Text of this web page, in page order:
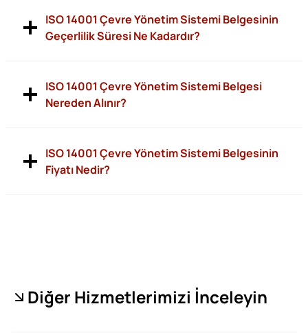
ISO 14001 Çevre Yönetim Sistemi Belgesinin
Geçerlilik Süresi Ne Kadardır?
ISO 14001 Çevre Yönetim Sistemi Belgesi
Nereden Alınır?
ISO 14001 Çevre Yönetim Sistemi Belgesinin
Fiyatı Nedir?
Diğer Hizmetlerimizi İnceleyin